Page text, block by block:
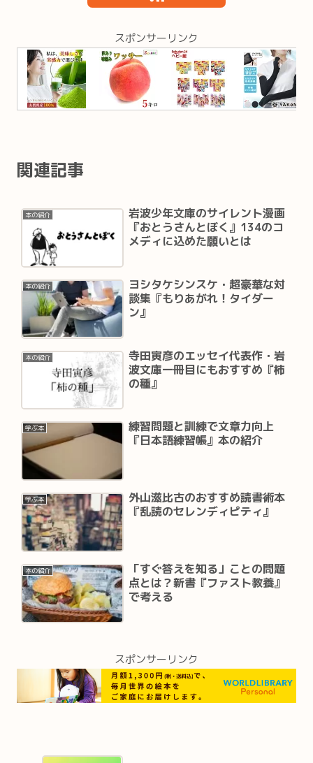
スポンサーリンク
関連記事
本の紹介
岩波少年文庫のサイレント漫画
『おとうさんとぼく』134のコ
メディに込めた願いとは
本の紹介
ヨシタケシンスケ・超豪華な対
談集『もりあがれ！タイダー
ン』
本の紹介
寺田寅彦のエッセイ代表作・岩
波文庫一冊目にもおすすめ『柿
の種』
学ぶ本
練習問題と訓練で文章力向上
『日本語練習帳』本の紹介
学ぶ本
外山滋比古のおすすめ読書術本
『乱読のセレンディピティ』
本の紹介
「すぐ答えを知る」ことの問題
点とは？新書『ファスト教養』
で考える
スポンサーリンク